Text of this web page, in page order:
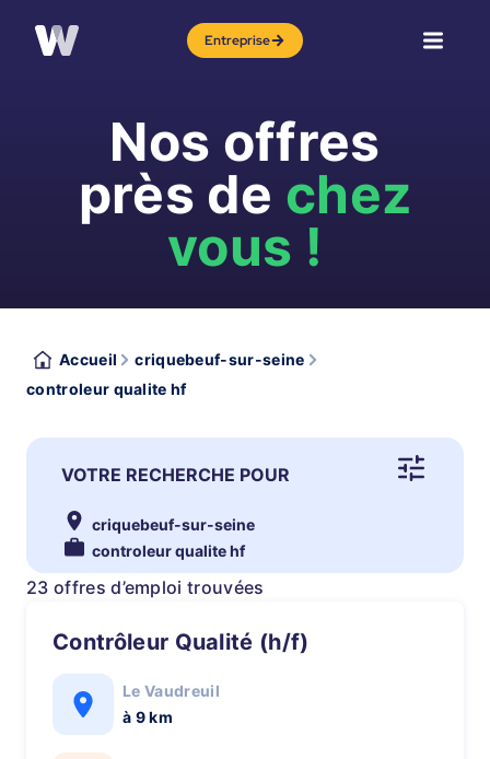
Entreprise
Nos offres
près de chez
vous !
Accueil
criquebeuf-sur-seine
controleur qualite hf
VOTRE RECHERCHE POUR
criquebeuf-sur-seine
controleur qualite hf
23 offres d’emploi trouvées
Contrôleur Qualité (h/f)
Le Vaudreuil
à 9 km